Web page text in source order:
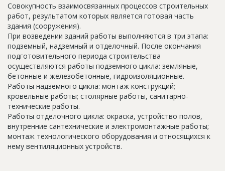
Совокупность взаимосвязанных процессов строительных
работ, результатом которых является готовая часть
здания (сооружения).
При возведении зданий работы выполняются в три этапа:
подземный, надземный и отделочный. После окончания
подготовительного периода строительства
осуществляются работы подземного цикла: земляные,
бетонные и железобетонные, гидроизоляционные.
Работы надземного цикла: монтаж конструкций;
кровельные работы; столярные работы, санитарно-
технические работы.
Работы отделочного цикла: окраска, устройство полов,
внутренние сантехнические и электромонтажные работы;
монтаж технологического оборудования и относящихся к
нему вентиляционных устройств.